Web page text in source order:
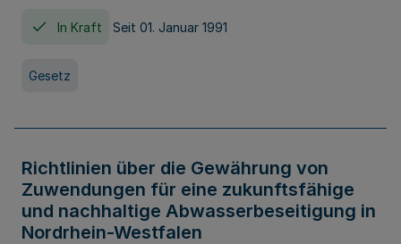
In Kraft Seit 01. Januar 1991
Gesetz
Richtlinien über die Gewährung von
Zuwendungen für eine zukunftsfähige
und nachhaltige Abwasserbeseitigung in
Nordrhein-Westfalen